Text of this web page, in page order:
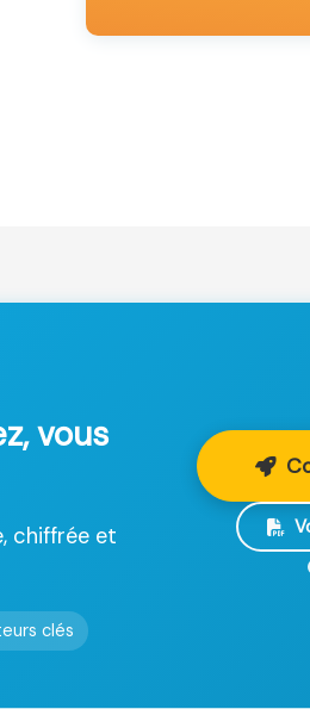
vous
chiffrée et
clés